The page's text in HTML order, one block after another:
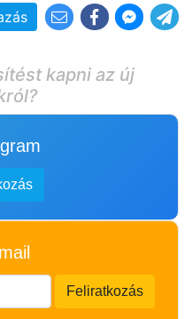
kapni az új
Feliratkozás